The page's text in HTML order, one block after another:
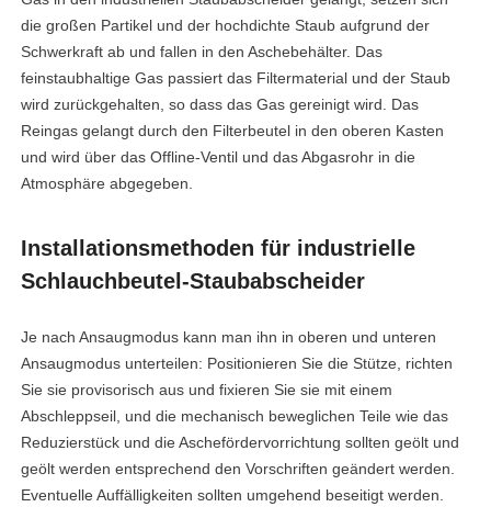
die großen Partikel und der hochdichte Staub aufgrund der
Schwerkraft ab und fallen in den Aschebehälter. Das
feinstaubhaltige Gas passiert das Filtermaterial und der Staub
wird zurückgehalten, so dass das Gas gereinigt wird. Das
Reingas gelangt durch den Filterbeutel in den oberen Kasten
und wird über das Offline-Ventil und das Abgasrohr in die
Atmosphäre abgegeben.
Installationsmethoden für industrielle
Schlauchbeutel-Staubabscheider
Je nach Ansaugmodus kann man ihn in oberen und unteren
Ansaugmodus unterteilen: Positionieren Sie die Stütze, richten
Sie sie provisorisch aus und fixieren Sie sie mit einem
Abschleppseil, und die mechanisch beweglichen Teile wie das
Reduzierstück und die Aschefördervorrichtung sollten geölt und
geölt werden entsprechend den Vorschriften geändert werden.
Eventuelle Auffälligkeiten sollten umgehend beseitigt werden.